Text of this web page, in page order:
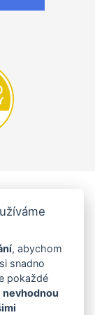
, abychom
snadno
pokaždé
nevhodnou